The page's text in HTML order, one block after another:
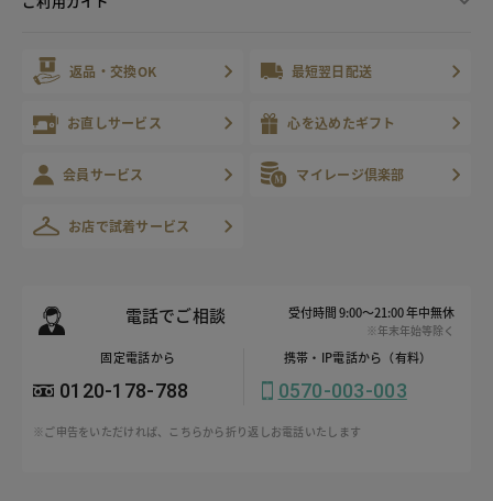
返品・交換OK 最短翌日配送
お直しサービス 心を込めたギフト
会員サービス マイレージ倶楽部
お店で試着サービス
電話でご相談 受付時間 9:00～21:00 年中無休
※年末年始等除く
固定電話から
0120-178-788
携帯・IP電話から（有料）
0570-003-003
※ご申告をいただければ、こちらから折り返しお電話いたします